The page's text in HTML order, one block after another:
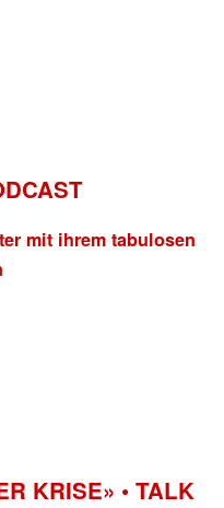
mit ihrem tabulosen
KRISE» • TALK